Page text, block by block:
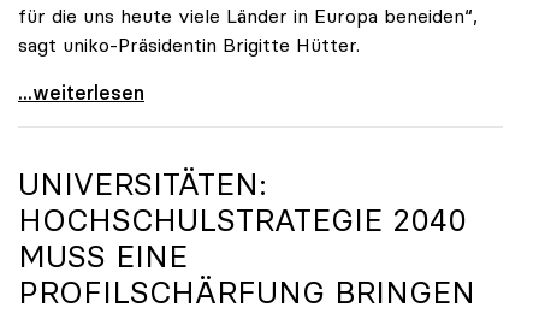
für die uns heute viele Länder in Europa beneiden“,
sagt uniko-Präsidentin Brigitte Hütter.
uniko trauert um ehemaligen Präsidenten Peter
...weiterlesen
UNIVERSITÄTEN:
HOCHSCHULSTRATEGIE 2040
MUSS EINE
PROFILSCHÄRFUNG BRINGEN